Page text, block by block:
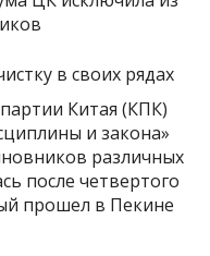
Китая (КПК)
и закона»
различных
после четвертого
прошел в Пекине